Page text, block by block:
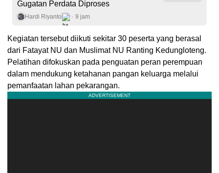
Gugatan Perdata Diproses
Hardi Riyanto 9 jam
Kegiatan tersebut diikuti sekitar 30 peserta yang berasal
dari Fatayat NU dan Muslimat NU Ranting Kedungloteng.
Pelatihan difokuskan pada penguatan peran perempuan
dalam mendukung ketahanan pangan keluarga melalui
pemanfaatan lahan pekarangan.